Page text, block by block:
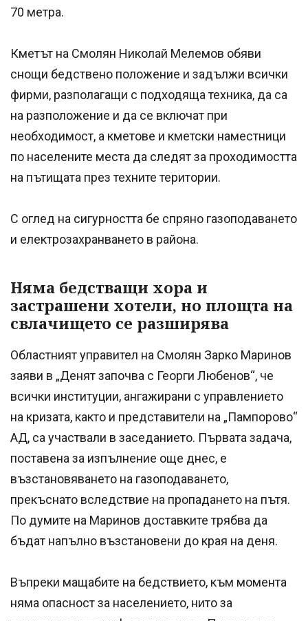
70 метра.
Кметът на Смолян Николай Мелемов обяви
снощи бедствено положение и задължи всички
фирми, разполагащи с подходяща техника, да са
на разположение и да се включат при
необходимост, а кметове и кметски наместници
по населените места да следят за проходимостта
на пътищата през техните територии.
С оглед на сигурността бе спряно газоподаването
и електрозахранването в района.
Няма бедстващи хора и
застрашени хотели, но площта на
свлачището се разширява
Областният управител на Смолян Зарко Маринов
заяви в „Денят започва с Георги Любенов“, че
всички институции, ангажирани с управлението
на кризата, както и представители на „Пампорово“
АД, са участвали в заседанието. Първата задача,
поставена за изпълнение още днес, е
възстановяването на газоподаването,
прекъснато вследствие на пропадането на пътя.
По думите на Маринов доставките трябва да
бъдат напълно възстановени до края на деня.
Въпреки мащабите на бедствието, към момента
няма опасност за населението, нито за